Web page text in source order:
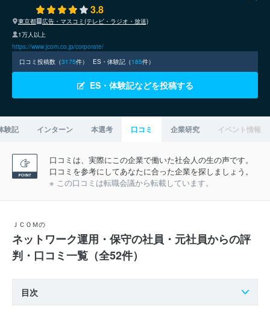
3.8
東京都
広告・マスコミ(テレビ・ラジオ・放送)
1万人以上
https://www.jcom.co.jp/corporate/
口コミ投稿数（3175件） ES・体験記（185件）
ES・体験記などを投稿する
験記 インターン 本選考 口コミ 企業研究 イベント情報
口コミは、実際にこの企業で働いた社会人の生の声です。
口コミを参考にしてあなたに合った企業を探しましょう。
※ この口コミは転職会議から転載しています。
ＪＣＯＭの
ネットワーク運用・保守の社員・元社員からの評
判・口コミ一覧（全52件）
目次